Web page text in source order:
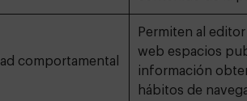
comportamental
Permiten al
web espacios
información
hábitos de